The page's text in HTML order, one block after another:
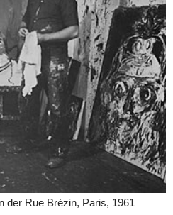
der Rue Brézin, Paris, 1961